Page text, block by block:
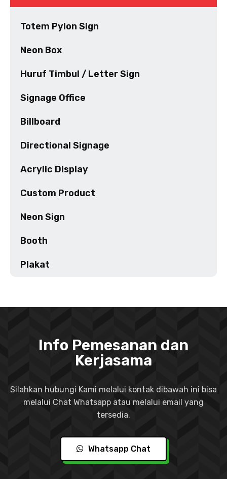
Totem Pylon Sign
Neon Box
Huruf Timbul / Letter Sign
Signage Office
Billboard
Directional Signage
Acrylic Display
Custom Product
Neon Sign
Booth
Plakat
Info Pemesanan dan
Kerjasama
Silahkan hubungi Kami melalui kontak dibawah ini bisa
melalui Chat Whatsapp atau melalui email yang
tersedia.
Whatsapp Chat